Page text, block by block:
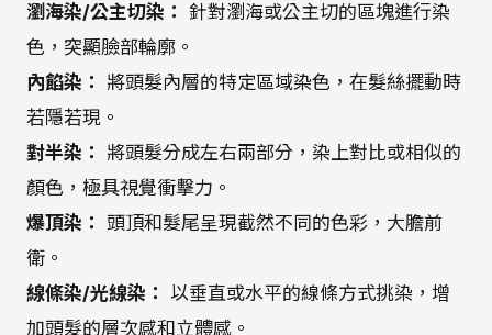
瀏海染/公主切染： 針對瀏海或公主切的區塊進行染
色，突顯臉部輪廓。
內餡染：
將頭髮內層的特定區域染色，在髮絲擺動時
若隱若現。
對半染：
將頭髮分成左右兩部分，染上對比或相似的
顏色，極具視覺衝擊力。
爆頂染： 頭頂和髮尾呈現截然不同的色彩，大膽前
衛。
線條染/光線染： 以垂直或水平的線條方式挑染，增
加頭髮的層次感和立體感。